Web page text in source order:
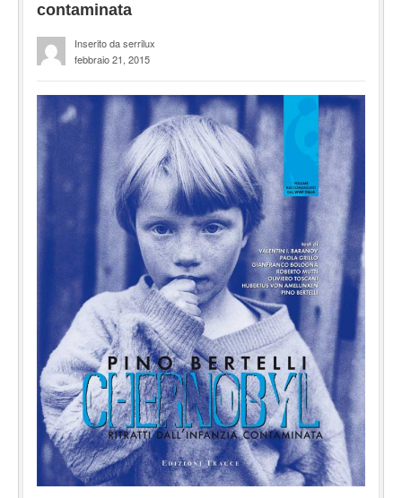
contaminata
Inserito da serrilux
febbraio 21, 2015